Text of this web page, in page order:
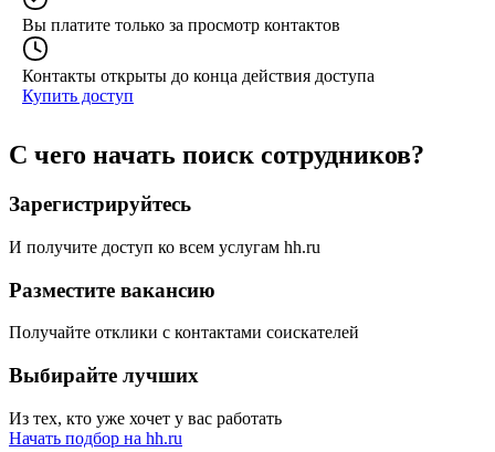
Вы платите только за просмотр контактов
Контакты открыты до конца действия доступа
Купить доступ
С чего начать поиск сотрудников?
Зарегистрируйтесь
И получите доступ ко всем услугам hh.ru
Разместите вакансию
Получайте отклики с контактами соискателей
Выбирайте лучших
Из тех, кто уже хочет у вас работать
Начать подбор на hh.ru